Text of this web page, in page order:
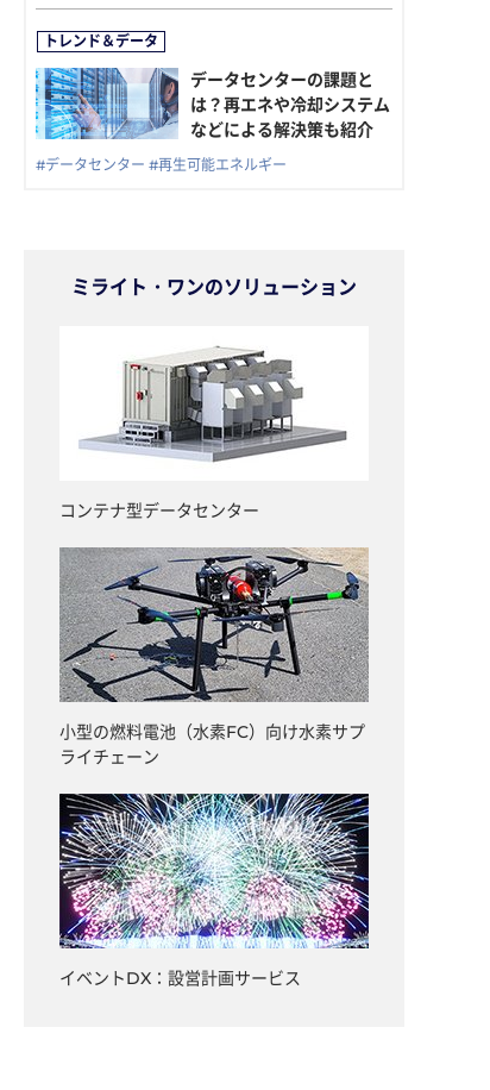
データセンターの課題と
は？再エネや冷却システム
などによる解決策も紹介
#データセンター #再生可能エネルギー
ミライト・ワンのソリューション
コンテナ型データセンター
小型の燃料電池（水素FC）向け水素サプ
ライチェーン
イベントDX：設営計画サービス